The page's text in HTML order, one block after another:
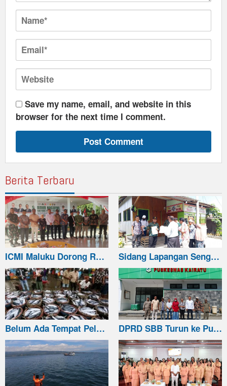
Save my name, email, and website in this
browser for the next time I comment.
Berita Terbaru
ICMI Maluku Dorong R… Sidang Lapangan Seng…
Belum Ada Tempat Pel… DPRD SBB Turun ke Pu…